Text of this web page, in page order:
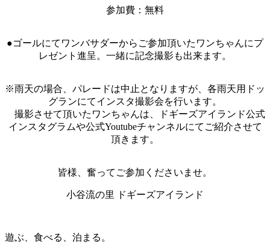
参加費：無料
●ゴールにてワンバサダーからご参加頂いたワンちゃんにプ
レゼント進呈。一緒に記念撮影も出来ます。
※雨天の場合、パレードは中止となりますが、各雨天用ドッ
グランにてインスタ撮影会を行います。
撮影させて頂いたワンちゃんは、ドギーズアイランド公式
インスタグラムや公式Youtubeチャンネルにてご紹介させて
頂きます。
皆様、奮ってご参加くださいませ。
小谷流の里 ドギーズアイランド
遊ぶ、食べる、泊まる。